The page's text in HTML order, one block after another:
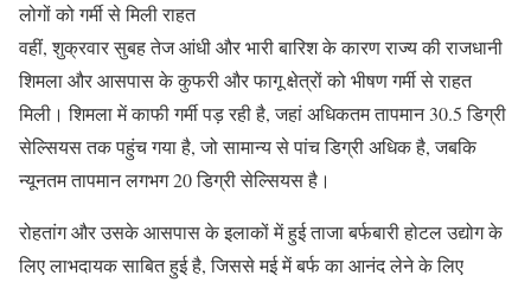
लोगों को गर्मी से मिली राहत
वहीं, शुक्रवार सुबह तेज आंधी और भारी बारिश के कारण राज्य की राजधानी
शिमला और आसपास के कुफरी और फागू क्षेत्रों को भीषण गर्मी से राहत
मिली। शिमला में काफी गर्मी पड़ रही है, जहां अधिकतम तापमान 30.5 डिग्री
सेल्सियस तक पहुंच गया है, जो सामान्य से पांच डिग्री अधिक है, जबकि
न्यूनतम तापमान लगभग 20 डिग्री सेल्सियस है।
रोहतांग और उसके आसपास के इलाकों में हुई ताजा बर्फबारी होटल उद्योग के
लिए लाभदायक साबित हुई है, जिससे मई में बर्फ का आनंद लेने के लिए